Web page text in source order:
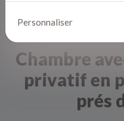
Chambre
privatif en
prés
Personnaliser